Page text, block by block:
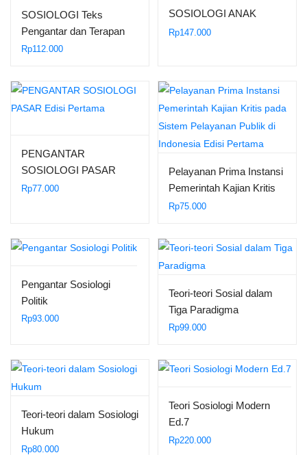
SOSIOLOGI Teks
Pengantar dan Terapan
Edisi Keempat
Rp112.000
SOSIOLOGI ANAK
Rp147.000
PENGANTAR
SOSIOLOGI PASAR
Edisi Pertama
Rp77.000
Pelayanan Prima Instansi
Pemerintah Kajian Kritis
pada Sistem Pelayanan
Rp75.000
Pengantar Sosiologi
Politik
Rp93.000
Teori-teori Sosial dalam
Tiga Paradigma
Rp99.000
Teori-teori dalam Sosiologi
Hukum
Rp80.000
Teori Sosiologi Modern
Ed.7
Rp220.000